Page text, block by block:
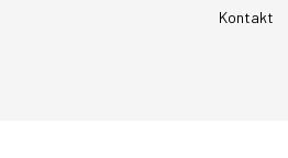
Kontakt